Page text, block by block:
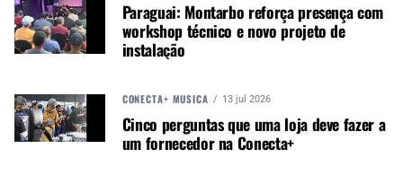
Haverá dois horários disponíveis para participar:
às 8.30h e às 11h.
CONECTA+ MÚSICA & MERCADO
Paraguai: Montarbo reforça presença com
workshop técnico e novo projeto de
instalação
CONECTA+ MÚSICA 13 jul 2026
Cinco perguntas que uma loja deve fazer a
um fornecedor na Conecta+